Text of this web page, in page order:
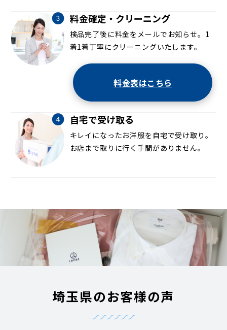
料金確定・クリーニング
検品完了後に料金をメールでお知らせ。1
着1着丁寧にクリーニングいたします。
料金表はこちら
自宅で受け取る
キレイになったお洋服を自宅で受け取り。
お店まで取りに行く手間がありません。
埼玉県のお客様の声